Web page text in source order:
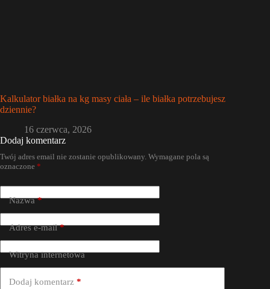
Kalkulator białka na kg masy ciała – ile białka potrzebujesz
dziennie?
16 czerwca, 2026
Dodaj komentarz
Twój adres email nie zostanie opublikowany. Wymagane pola są
oznaczone *
Nazwa*
Adres e-mail*
Witryna internetowa
Dodaj komentarz *